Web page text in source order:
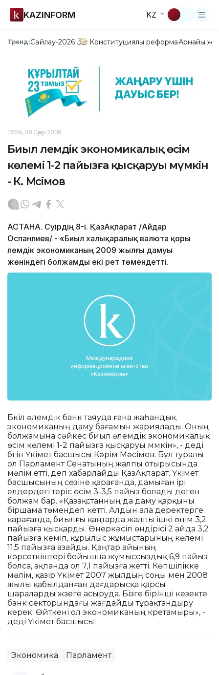
KAZINFORM KZ
Тренд:Сайлау-2026 Конституциялық реформаАрнайы
12:09, 08 Сәуір 2009
Биыл әлемдік экономикалық өсім
көлемі 1-2 пайызға қысқаруы мүмкін
- К. Мәсімов
АСТАНА. Сәуірдің 8-і. ҚазАқпарат /Айдар
Оспанәлиев/ - «Биыл халықаралық валюта қоры
әлемдік экономиканың 2009 жылғы дамуы
жөніндегі болжамды екі рет төмендетті.
Бүкіл әлемдік банк таяуда ғана жаһандық
экономиканың даму бағамын жариялады. Оның
болжамына сәйкес биыл әлемдік экономикалық
өсім көлемі 1-2 пайызға қысқаруы мүмкін», - деді
бүгін Үкімет басшысы Кәрім Мәсімов. Бұл туралы
ол Парламент Сенатының жалпы отырысында
мәлім етті, деп хабарлайды ҚазАқпарат. Үкімет
басшысының сөзіне қарағанда, дамыған ірі
елдердегі теріс өсім 3-3,5 пайыз болады деген
болжам бар. «Қазақстанның да даму қарқыны
біршама төмендеп кетті. Алдын ала деректерге
қарағанда, биылғы қаңтарда жалпы ішкі өнім 3,2
пайызға қысқарды. Өнеркәсіп өндірісі 2 айда 3,2
пайызға кеміп, құрылыс жұмыстарының көлемі
11,5 пайызға азайды. Қаңтар айының
көрсеткіштері бойынша жұмыссыздық 6,9 пайыз
болса, ақпанда ол 7,1 пайызға жетті. Көпшілікке
мәлім, қазір Үкімет 2007 жылдың соңы мен 2008
жылы қабылданған дағдарысқа қарсы
шараларды жүзеге асыруда. Бізге бірінші кезекте
банк секторындағы жағдайды тұрақтандыру
керек. Өйткені ол экономиканың күретамыры», -
деді Үкімет басшысы.
Экономика Парламент